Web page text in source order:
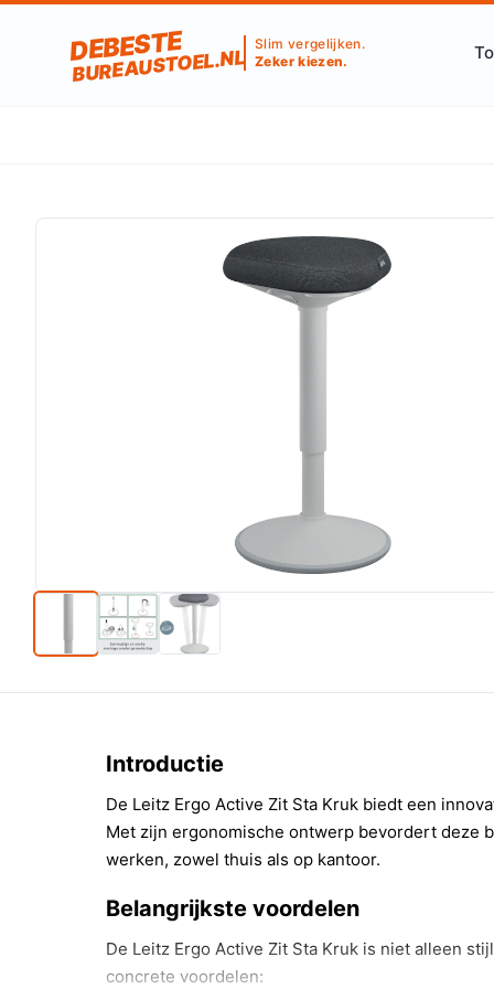
DEBESTE
BUREAUSTOEL.NL
Slim vergelijken.
Zeker kiezen.
Introductie
De Leitz Ergo Active Zit Sta Kruk biedt een
Met zijn ergonomische ontwerp bevordert deze
werken, zowel thuis als op kantoor.
Belangrijkste voordelen
De Leitz Ergo Active Zit Sta Kruk is niet alleen
concrete voordelen: